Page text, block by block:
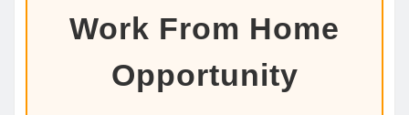
Work From Home
Opportunity